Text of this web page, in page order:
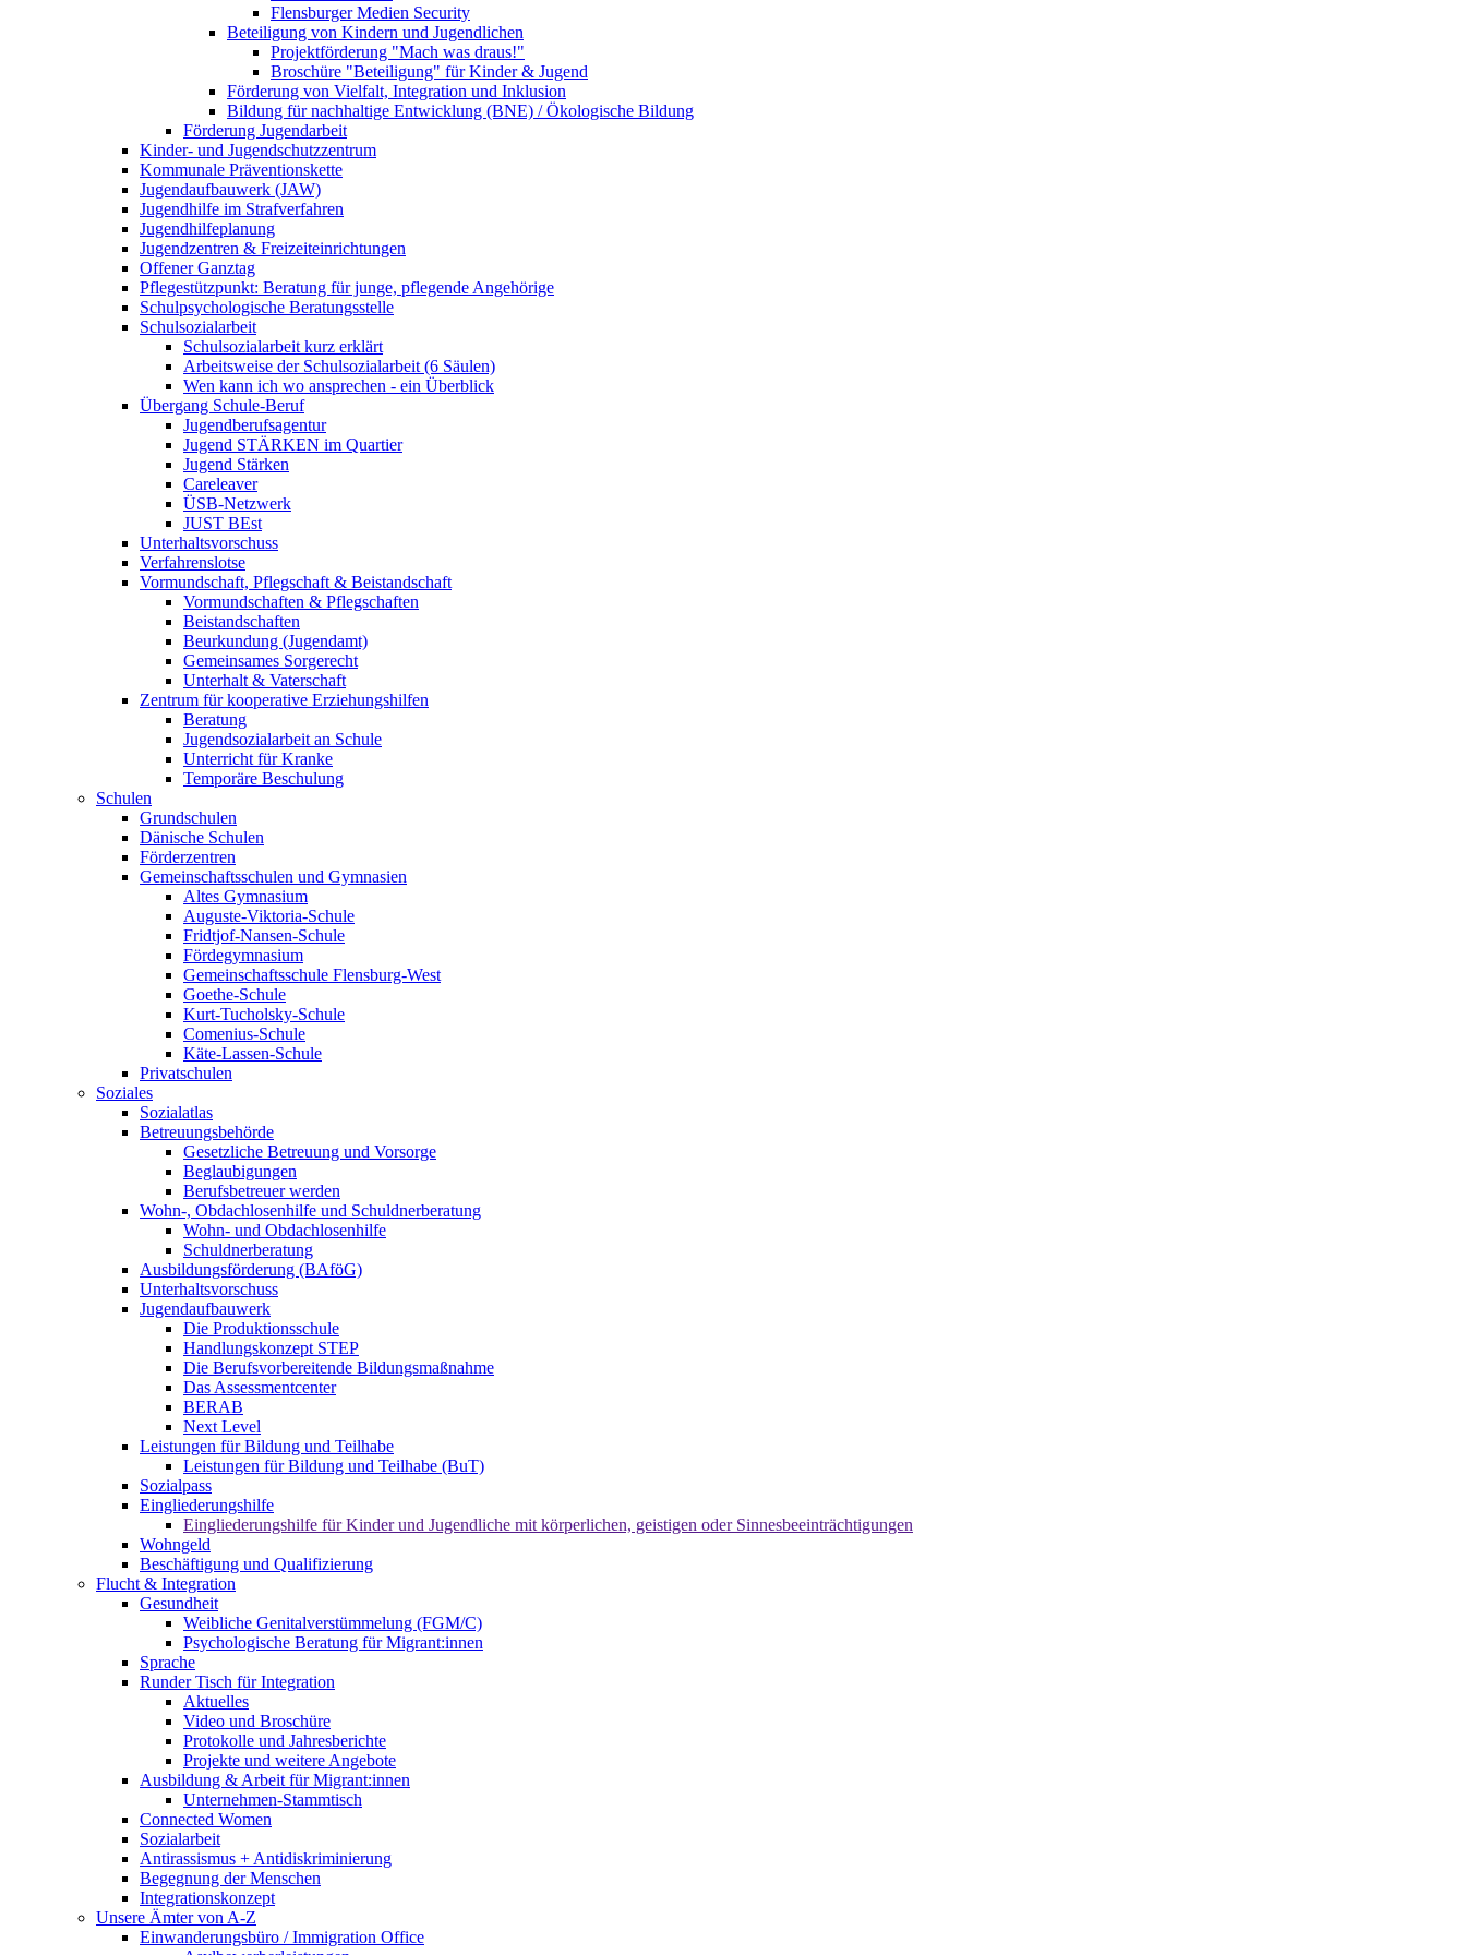
Flensburger Medien Security
Beteiligung von Kindern und Jugendlichen
Projektförderung "Mach was draus!"
Broschüre "Beteiligung" für Kinder & Jugend
Förderung von Vielfalt, Integration und Inklusion
Bildung für nachhaltige Entwicklung (BNE) / Ökologische Bildung
Förderung Jugendarbeit
Kinder- und Jugendschutzzentrum
Kommunale Präventionskette
Jugendaufbauwerk (JAW)
Jugendhilfe im Strafverfahren
Jugendhilfeplanung
Jugendzentren & Freizeiteinrichtungen
Offener Ganztag
Pflegestützpunkt: Beratung für junge, pflegende Angehörige
Schulpsychologische Beratungsstelle
Schulsozialarbeit
Schulsozialarbeit kurz erklärt
Arbeitsweise der Schulsozialarbeit (6 Säulen)
Wen kann ich wo ansprechen - ein Überblick
Übergang Schule-Beruf
Jugendberufsagentur
Jugend STÄRKEN im Quartier
Jugend Stärken
Careleaver
ÜSB-Netzwerk
JUST BEst
Unterhaltsvorschuss
Verfahrenslotse
Vormundschaft, Pflegschaft & Beistandschaft
Vormundschaften & Pflegschaften
Beistandschaften
Beurkundung (Jugendamt)
Gemeinsames Sorgerecht
Unterhalt & Vaterschaft
Zentrum für kooperative Erziehungshilfen
Beratung
Jugendsozialarbeit an Schule
Unterricht für Kranke
Temporäre Beschulung
Schulen
Grundschulen
Dänische Schulen
Förderzentren
Gemeinschaftsschulen und Gymnasien
Altes Gymnasium
Auguste-Viktoria-Schule
Fridtjof-Nansen-Schule
Fördegymnasium
Gemeinschaftsschule Flensburg-West
Goethe-Schule
Kurt-Tucholsky-Schule
Comenius-Schule
Käte-Lassen-Schule
Privatschulen
Soziales
Sozialatlas
Betreuungsbehörde
Gesetzliche Betreuung und Vorsorge
Beglaubigungen
Berufsbetreuer werden
Wohn-, Obdachlosenhilfe und Schuldnerberatung
Wohn- und Obdachlosenhilfe
Schuldnerberatung
Ausbildungsförderung (BAföG)
Unterhaltsvorschuss
Jugendaufbauwerk
Die Produktionsschule
Handlungskonzept STEP
Die Berufsvorbereitende Bildungsmaßnahme
Das Assessmentcenter
BERAB
Next Level
Leistungen für Bildung und Teilhabe
Leistungen für Bildung und Teilhabe (BuT)
Sozialpass
Eingliederungshilfe
Eingliederungshilfe für Kinder und Jugendliche mit körperlichen, geistigen oder Sinnesbeeinträchtigungen
Wohngeld
Beschäftigung und Qualifizierung
Flucht & Integration
Gesundheit
Weibliche Genitalverstümmelung (FGM/C)
Psychologische Beratung für Migrant:innen
Sprache
Runder Tisch für Integration
Aktuelles
Video und Broschüre
Protokolle und Jahresberichte
Projekte und weitere Angebote
Ausbildung & Arbeit für Migrant:innen
Unternehmen-Stammtisch
Connected Women
Sozialarbeit
Antirassismus + Antidiskriminierung
Begegnung der Menschen
Integrationskonzept
Unsere Ämter von A-Z
Einwanderungsbüro / Immigration Office